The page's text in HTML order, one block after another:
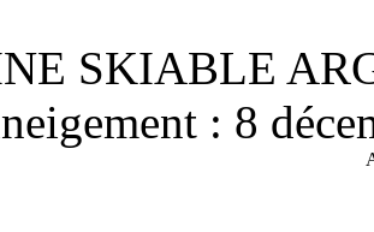
SKIABLE
: 8